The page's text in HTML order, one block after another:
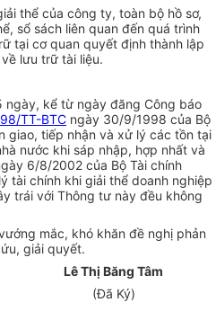
thể của công ty, toàn bộ hồ sơ,
sổ sách liên quan đến quá trình
tại cơ quan quyết định thành lập
lưu trữ tài liệu.
ngày, kể từ ngày đăng Công báo
TT-BTC ngày 30/9/1998 của Bộ
giao, tiếp nhận và xử lý các tồn tại
nước khi sáp nhập, hợp nhất và
6/8/2002 của Bộ Tài chính
tài chính khi giải thể doanh nghiệp
trái với Thông tư này đều không
mắc, khó khăn đề nghị phản
giải quyết.
Lê Thị Băng Tâm
(Đã Ký)